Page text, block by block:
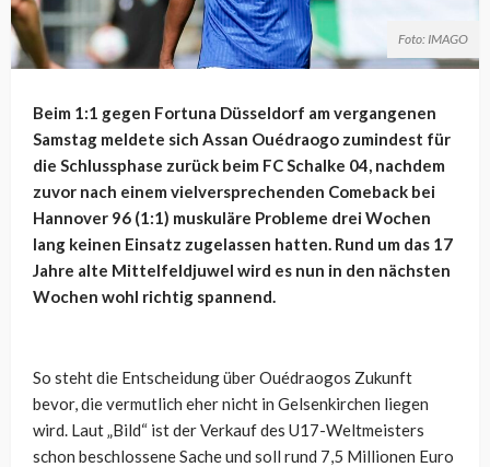
Foto: IMAGO
Beim 1:1 gegen Fortuna Düsseldorf am vergangenen
Samstag meldete sich Assan Ouédraogo zumindest für
die Schlussphase zurück beim FC Schalke 04, nachdem
zuvor nach einem vielversprechenden Comeback bei
Hannover 96 (1:1) muskuläre Probleme drei Wochen
lang keinen Einsatz zugelassen hatten. Rund um das 17
Jahre alte Mittelfeldjuwel wird es nun in den nächsten
Wochen wohl richtig spannend.
So steht die Entscheidung über Ouédraogos Zukunft
bevor, die vermutlich eher nicht in Gelsenkirchen liegen
wird. Laut „Bild“ ist der Verkauf des U17-Weltmeisters
schon beschlossene Sache und soll rund 7,5 Millionen Euro